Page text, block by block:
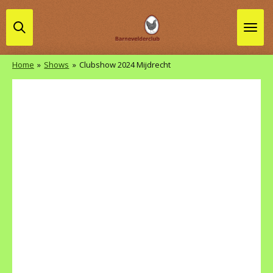
Ga
direct
hoofdinhoud
Home » Shows » Clubshow 2024 Mijdrecht